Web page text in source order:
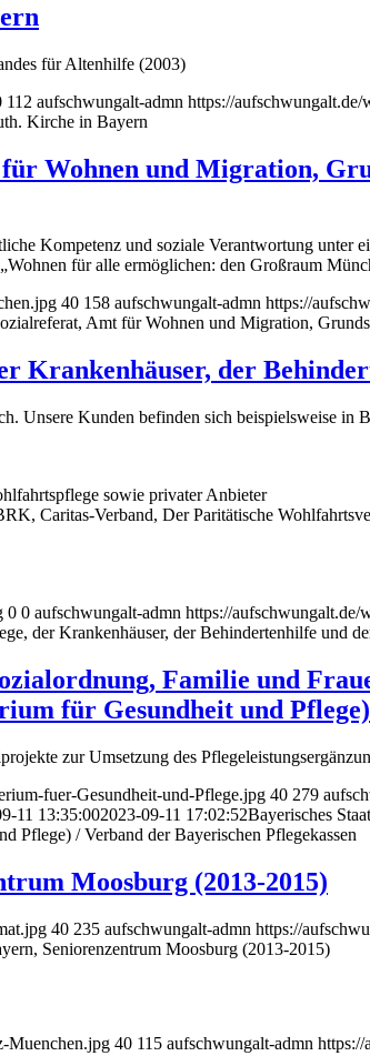
für Altenhilfe (2003)
112 aufschwungalt-admn https://
Kirche in Bayern
Wohnen und Migration,
Kompetenz und soziale Verantwortung unter
für alle ermöglichen: den Großraum
40 158 aufschwungalt-admn https://
Amt für Wohnen und Migration,
Krankenhäuser, der
Unsere Kunden befinden sich beispielsweise
sowie privater Anbieter
Caritas-Verband, Der Paritätische
0 0 aufschwungalt-admn https://aufschwungalt.de/
der Krankenhäuser, der Behindertenhilfe und
Familie und
für Gesundheit und
zur Umsetzung des
fuer-Gesundheit-und-Pflege.jpg 40 279
11 13:35:002023-09-11 17:02:52Bayerisches
Pflege) / Verband der Bayerischen Pflegekassen
Moosburg (2013-2015)
40 235 aufschwungalt-admn https://
Seniorenzentrum Moosburg (2013-2015)
Muenchen.jpg 40 115 aufschwungalt-admn https://